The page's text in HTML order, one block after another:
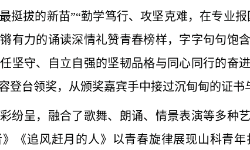
挺拔的新苗”“勤学笃行、攻坚克难，在专业
有力的诵读深情礼赞青春榜样，字字句句饱
坚守、自立自强的坚韧品格与同心同行的奋
登台领奖，从颁奖嘉宾手中接过沉甸甸的证书
纷呈‌，融合了歌舞、朗诵、情景表演等多种
《追风赶月的人》以青春旋律展现山科青